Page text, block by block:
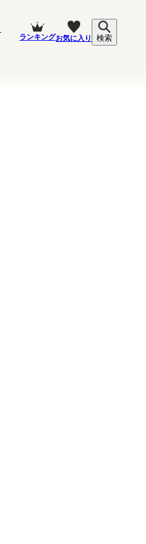
ランキングお気に入り 検索